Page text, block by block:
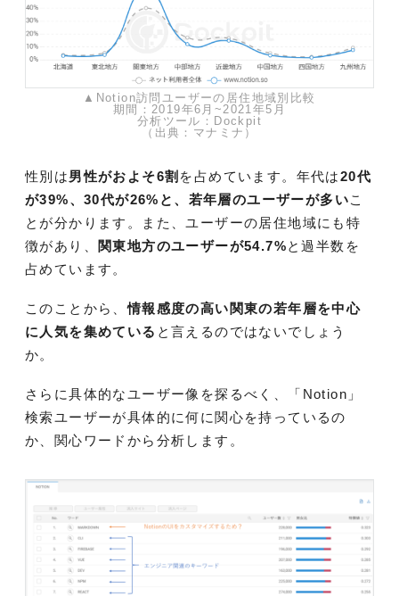
▲Notion訪問ユーザーの居住地域別比較
期間：2019年6月~2021年5月
分析ツール：Dockpit
（出典：マナミナ）
性別は男性がおよそ6割 を占めています。年代は20代
が39%、30代が26%と、若年層のユーザーが多いこ
とが分かります。また、ユーザーの居住地域にも特
徴があり、
関東地方のユーザーが54.7%と過半数を
占めています。
このことから、情報感度の高い関東の若年層を中心
に人気を集めている と言えるのではないでしょう
か。
さらに具体的なユーザー像を探るべく、「Notion」
検索ユーザーが具体的に何に関心を持っているの
か、関心ワードから分析します。